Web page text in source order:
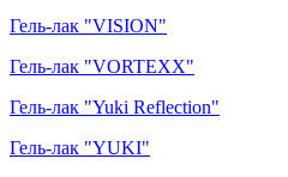
Гель-лак "VISION"
Гель-лак "VORTEXX"
Гель-лак "Yuki Reflection"
Гель-лак "YUKI"